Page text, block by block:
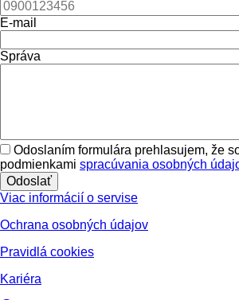
E-mail
Správa
Odoslaním formulára prehlasujem, že
podmienkami spracúvania osobných
Viac informácií o servise
Ochrana osobných údajov
Pravidlá cookies
Kariéra